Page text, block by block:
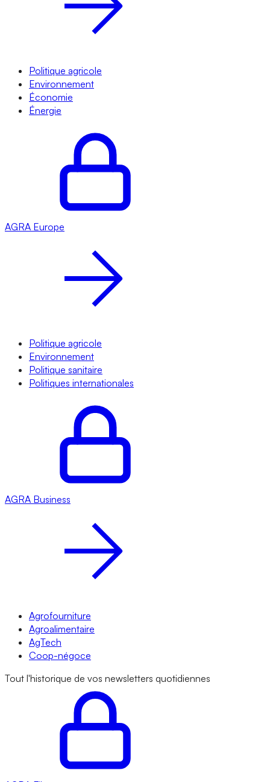
Politique agricole
Environnement
Économie
Énergie
AGRA Europe
Politique agricole
Environnement
Politique sanitaire
Politiques internationales
AGRA Business
Agrofourniture
Agroalimentaire
AgTech
Coop-négoce
Tout l'historique de vos newsletters quotidiennes